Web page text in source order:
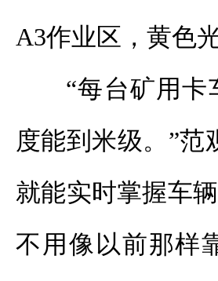
A3作业区，黄色
“每台矿用
度能到米级。”范
就能实时掌握车
不用像以前那样